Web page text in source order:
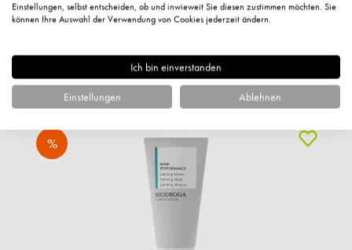
%
Einstellungen, selbst entscheiden, ob und inwieweit Sie diesen zustimmen möchten. Sie
können Ihre Auswahl der Verwendung von Cookies jederzeit ändern.
Ich bin einverstanden
Einstellungen Ablehnen